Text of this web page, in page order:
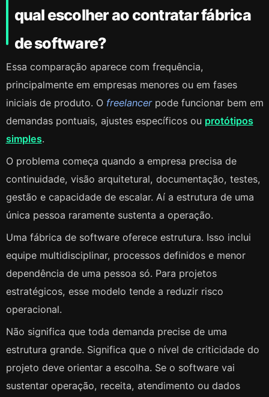
qual escolher ao contratar fábrica
de software?
Essa comparação aparece com frequência,
principalmente em empresas menores ou em fases
iniciais de produto. O freelancerpode funcionar bem em
demandas pontuais, ajustes específicos ou protótipos
simples.
O problema começa quando a empresa precisa de
continuidade, visão arquitetural, documentação, testes,
gestão e capacidade de escalar. Aí a estrutura de uma
única pessoa raramente sustenta a operação.
Uma fábrica de software oferece estrutura. Isso inclui
equipe multidisciplinar, processos definidos e menor
dependência de uma pessoa só. Para projetos
estratégicos, esse modelo tende a reduzir risco
operacional.
Não significa que toda demanda precise de uma
estrutura grande. Significa que o nível de criticidade do
projeto deve orientar a escolha. Se o software vai
sustentar operação, receita, atendimento ou dados